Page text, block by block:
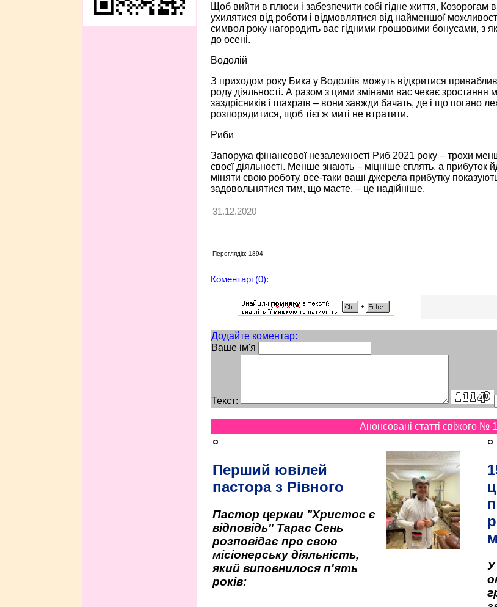
Щоб вийти в плюси і забезпечити собі гідне життя, Козорогам
ухилятися від роботи і відмовлятися від найменшої
символ року нагородить вас гідними грошовими бонусами, з
до осені.
Водолій
З приходом року Бика у Водоліїв можуть відкритися
роду діяльності. А разом з цими змінами вас чекає зростання
заздрісників і шахраїв – вони завжди бачать, де і що
розпорядитися, щоб тієї ж миті не втратити.
Риби
Запорука фінансової незалежності Риб 2021 року – трохи
своєї діяльності. Менше знають – міцніше сплять, а прибуток
міняти свою роботу, все-таки ваші джерела прибутку
задовольнятися тим, що маєте, – це надійніше.
31.12.2020
Переглядів: 1894
Коментарі (0):
Додайте коментар:
Ваше ім'я
Текст:
Анонсовані статті свіжого №
¤
Перший ювілей
пастора з Рівного
Пастор церкви "Христос є
відповідь" Тарас Сень
розповідає про свою
місіонерську діяльність,
який виповнилося п'ять
років:
¤
У